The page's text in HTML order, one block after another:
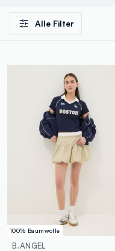
Alle Filter
100% Baumwolle
B.ANGEL